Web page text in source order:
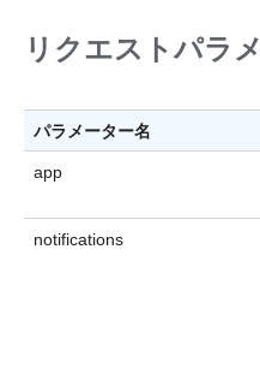
リクエストパラ
パラメーター名
app
notifications